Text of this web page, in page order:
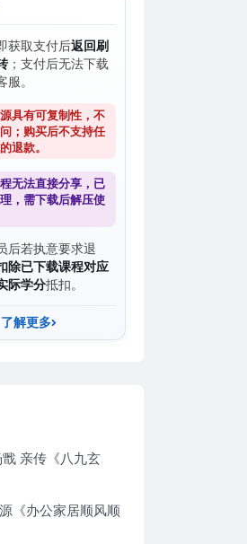
获取支付后返回刷
；支付后无法下载
。
具有可复制性，不
；购买后不支持任
退款。
无法直接分享，已
，需下载后解压使
后若执意要求退
除已下载课程对应
际学分抵扣。
了解更多
亲传《八九玄
《办公家居顺风顺